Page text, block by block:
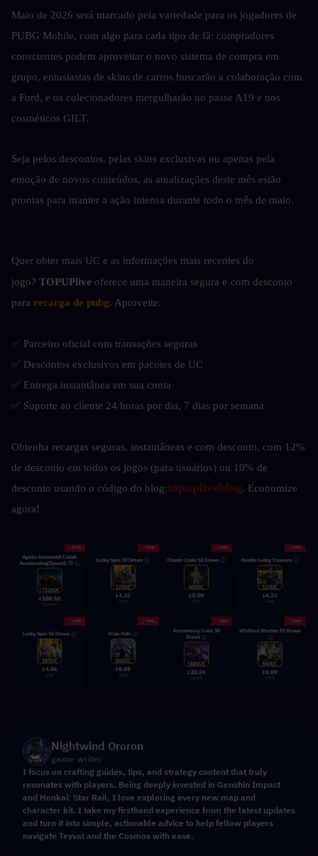
Maio de 2026 será marcado pela variedade para os jogadores de
PUBG Mobile, com algo para cada tipo de fã: compradores
conscientes podem aproveitar o novo sistema de compra em
grupo, entusiastas de skins de carros buscarão a colaboração com
a Ford, e os colecionadores mergulharão no passe A19 e nos
cosméticos GILT.
Seja pelos descontos, pelas skins exclusivas ou apenas pela
emoção de novos conteúdos, as atualizações deste mês estão
prontas para manter a ação intensa durante todo o mês de maio.
Quer obter mais UC e as informações mais recentes do
jogo? TOPUPlive oferece uma maneira segura e com desconto
para recarga de pubg. Aproveite:
✅ Parceiro oficial com transações seguras
✅ Descontos exclusivos em pacotes de UC
✅ Entrega instantânea em sua conta
✅ Suporte ao cliente 24 horas por dia, 7 dias por semana
Obtenha recargas seguras, instantâneas e com desconto, com 12%
de desconto em todos os jogos (para usuários) ou 10% de
desconto usando o código do blog:topupliveblog. Economize
agora!
Nightwind Ororon
game writer
I focus on crafting guides, tips, and strategy content that truly
resonates with players. Being deeply invested in Genshin Impact
and Honkai: Star Rail, I love exploring every new map and
character kit. I take my firsthand experience from the latest updates
and turn it into simple, actionable advice to help fellow players
navigate Teyvat and the Cosmos with ease.